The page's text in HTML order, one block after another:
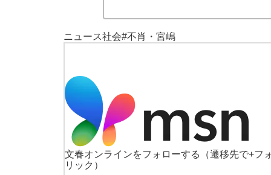
ニュース社会#不肖・宮嶋
文春オンラインをフォローする
（遷移先で+フ
リック）